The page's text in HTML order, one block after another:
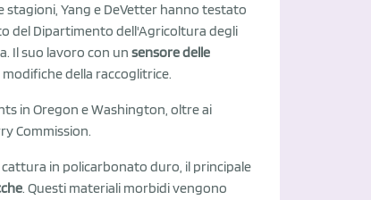
Yang e DeVetter hanno testato
del Dipartimento dell'Agricoltura degli
Il suo lavoro con un sensore delle
della raccoglitrice.
in Oregon e Washington, oltre ai
Commission.
in policarbonato duro, il principale
. Questi materiali morbidi vengono